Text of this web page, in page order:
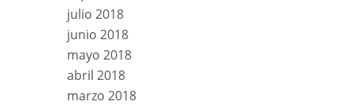
julio 2018
junio 2018
mayo 2018
abril 2018
marzo 2018